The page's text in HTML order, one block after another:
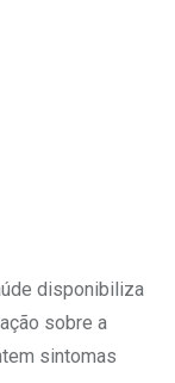
disponibiliza
sobre a
sintomas